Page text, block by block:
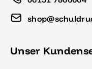
Unser